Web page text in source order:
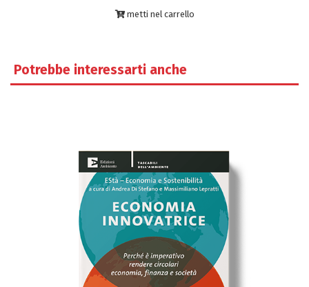
metti nel carrello
Potrebbe interessarti anche